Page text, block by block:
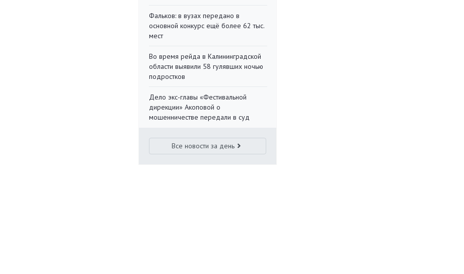
Фальков: в вузах передано в
основной конкурс ещё более 62 тыс.
мест
Во время рейда в Калининградской
области выявили 58 гулявших ночью
подростков
Дело экс-главы «Фестивальной
дирекции» Акоповой о
мошенничестве передали в суд
Все новости за день